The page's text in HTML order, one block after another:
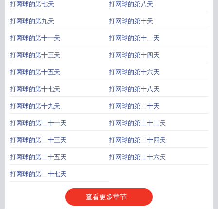
打网球的第七天 打网球的第八天
打网球的第九天 打网球的第十天
打网球的第十一天 打网球的第十二天
打网球的第十三天 打网球的第十四天
打网球的第十五天 打网球的第十六天
打网球的第十七天 打网球的第十八天
打网球的第十九天 打网球的第二十天
打网球的第二十一天 打网球的第二十二天
打网球的第二十三天 打网球的第二十四天
打网球的第二十五天 打网球的第二十六天
打网球的第二十七天
查看更多章节...